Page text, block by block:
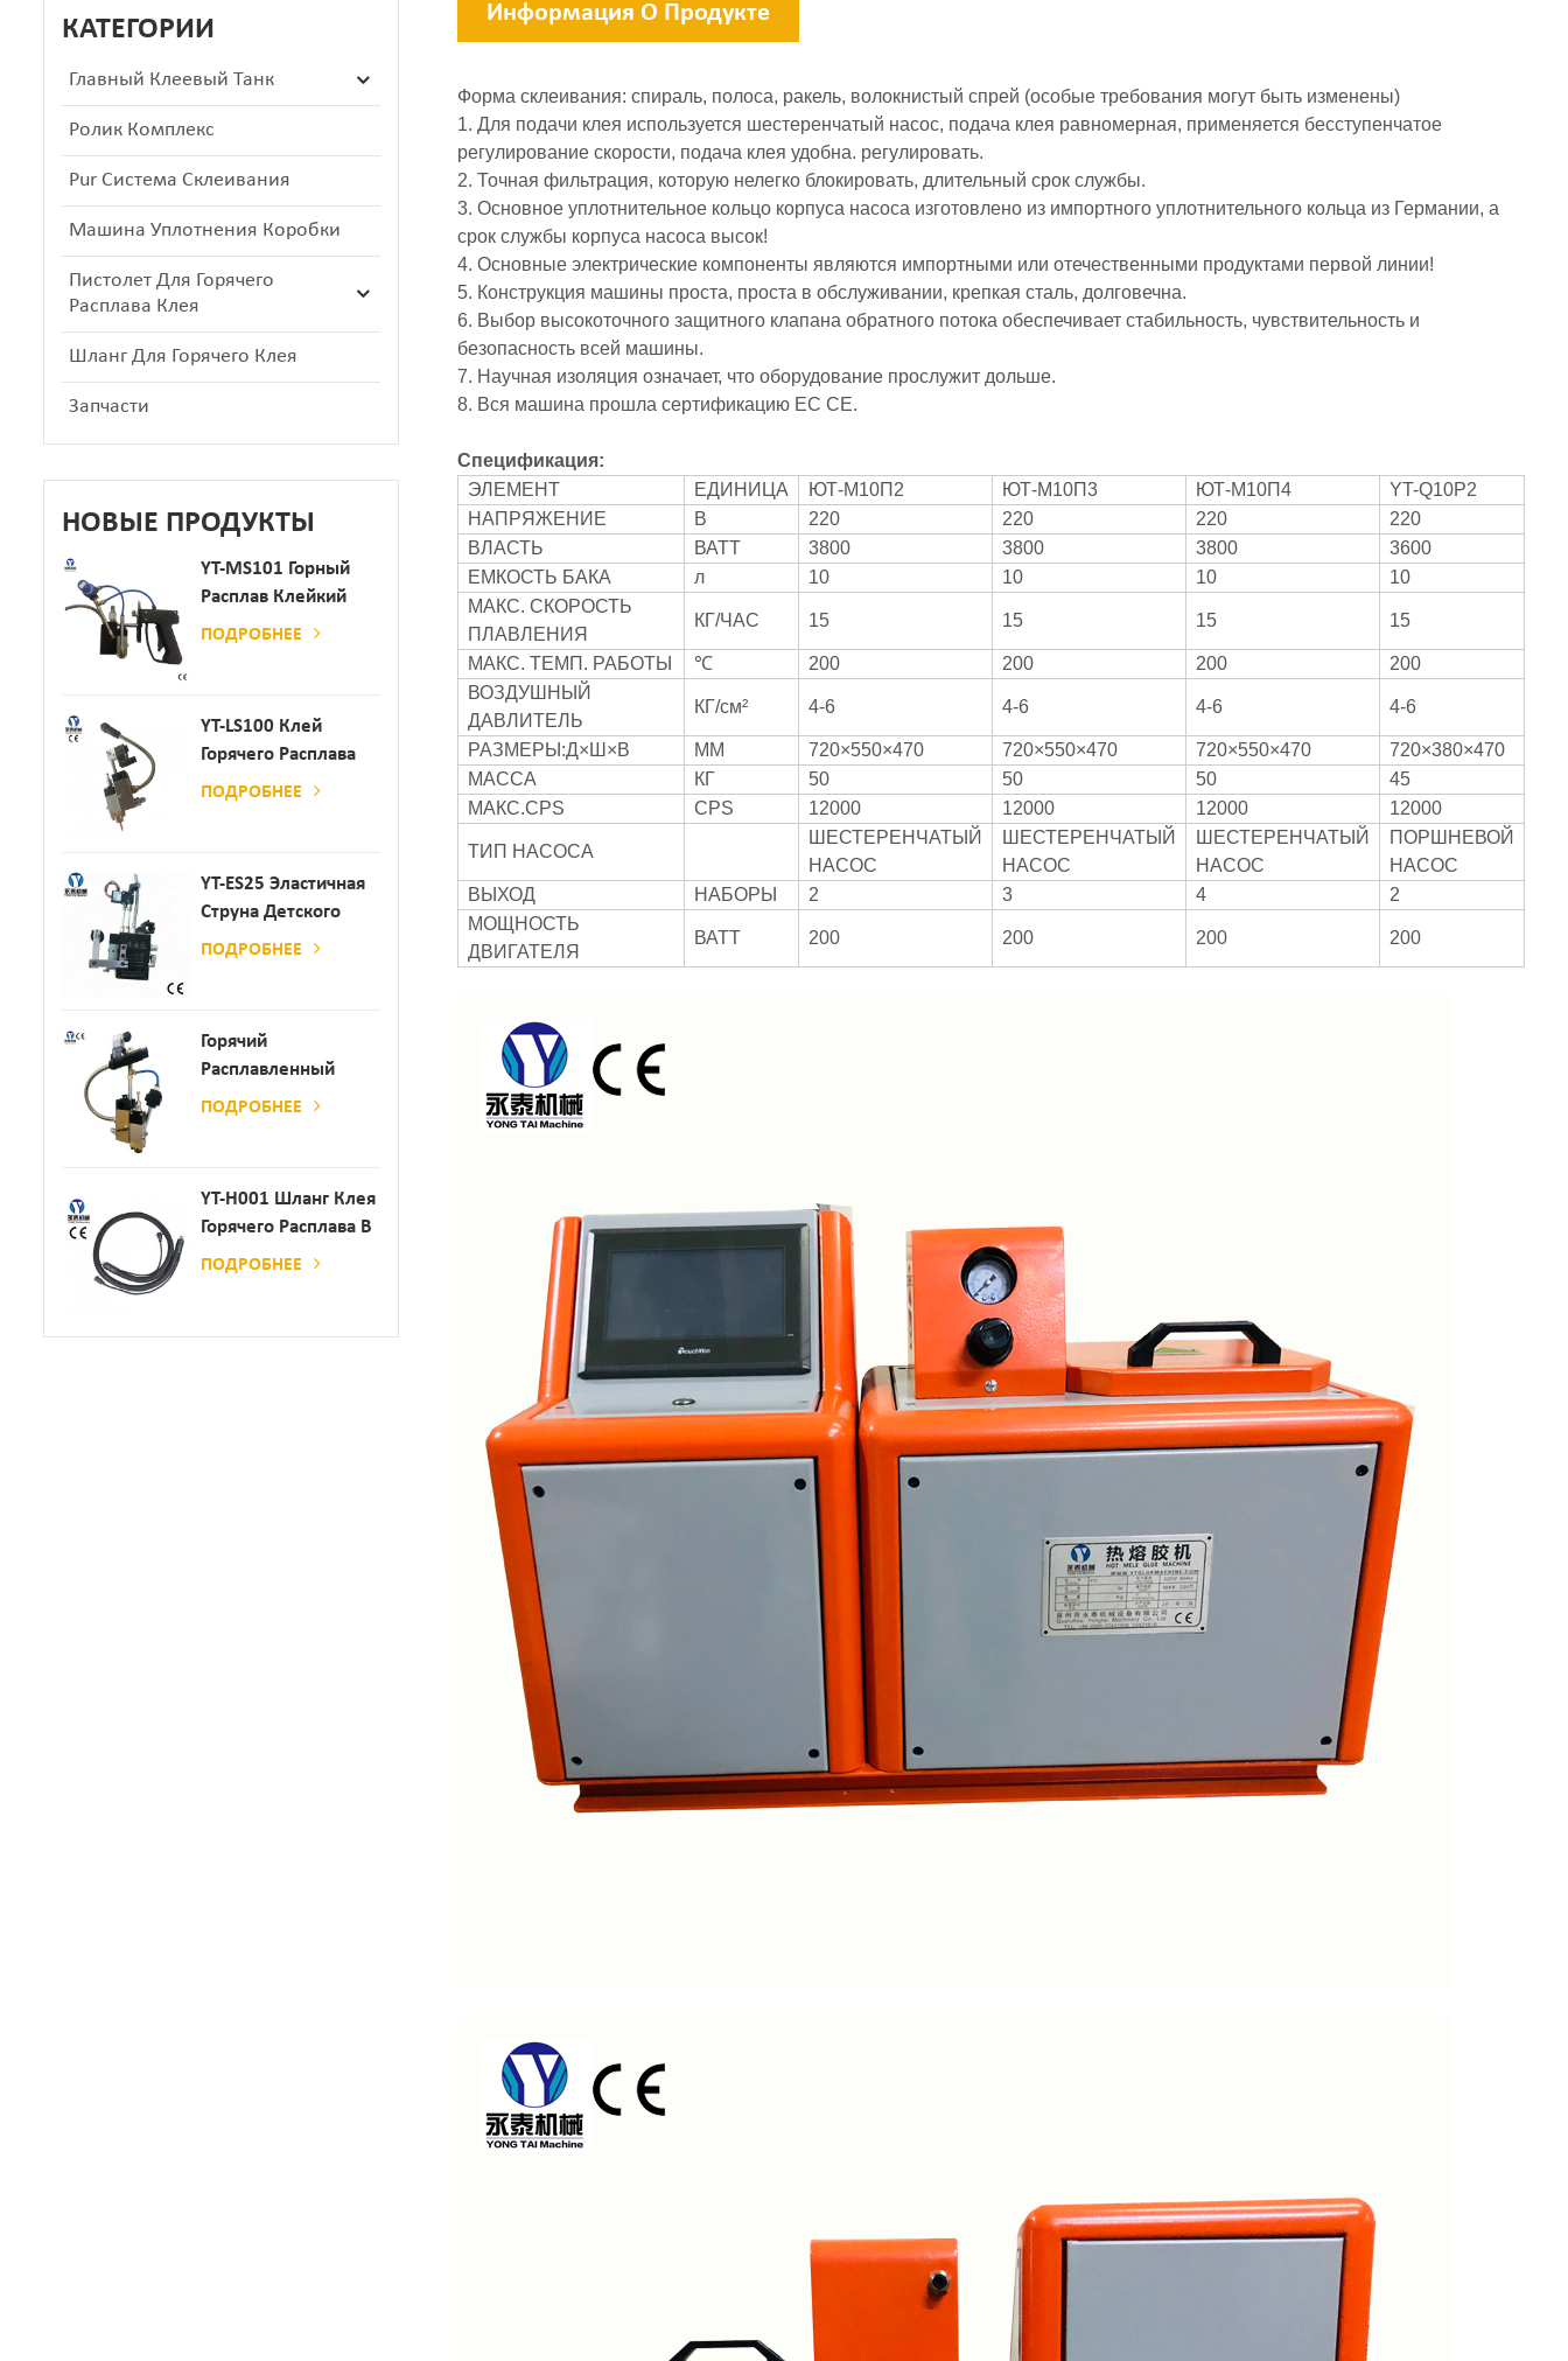
КАТЕГОРИИ
Главный Клеевый Танк
Ролик Комплекс
Pur Система Склеивания
Машина Уплотнения Коробки
Пистолет Для Горячего
Расплава Клея
Шланг Для Горячего Клея
Запчасти
НОВЫЕ ПРОДУКТЫ
YT-MS101 Горный
Расплав Клейкий
Распылительный
ПОДРОБНЕЕ
YT-LS100 Клей
Горячего Расплава
Клея
ПОДРОБНЕЕ
YT-ES25 Эластичная
Струна Детского
Пеленки
ПОДРОБНЕЕ
Горячий
Расплавленный
Клей
ПОДРОБНЕЕ
YT-H001 Шланг Клея
Горячего Расплава В
Сочетании С
ПОДРОБНЕЕ
Информация О Продукте
Форма склеивания: спираль, полоса, ракель, волокнистый спрей (особые требования могут быть изменены)
1. Для подачи клея используется шестеренчатый насос, подача клея равномерная, применяется бесступенчатое
регулирование скорости, подача клея удобна. регулировать.
2. Точная фильтрация, которую нелегко блокировать, длительный срок службы.
3. Основное уплотнительное кольцо корпуса насоса изготовлено из импортного уплотнительного кольца из Германии, а
срок службы корпуса насоса высок!
4. Основные электрические компоненты являются импортными или отечественными продуктами первой линии!
5. Конструкция машины проста, проста в обслуживании, крепкая сталь, долговечна.
6. Выбор высокоточного защитного клапана обратного потока обеспечивает стабильность, чувствительность и
безопасность всей машины.
7. Научная изоляция означает, что оборудование прослужит дольше.
8. Вся машина прошла сертификацию ЕС CE.
Спецификация:
ЭЛЕМЕНТ
ЕДИНИЦА ЮТ-М10П2 ЮТ-М10П3 ЮТ-М10П4
YT-Q10P2
НАПРЯЖЕНИЕ
В 220 220 220
220
ВЛАСТЬ
ВАТТ 3800 3800 3800
3600
ЕМКОСТЬ БАКА
л 10 10 10
10
МАКС. СКОРОСТЬ
ПЛАВЛЕНИЯ
КГ/ЧАС 15 15 15 15
МАКС. ТЕМП. РАБОТЫ ℃ 200 200 200
200
ВОЗДУШНЫЙ
ДАВЛИТЕЛЬ
КГ/см² 4-6 4-6 4-6 4-6
РАЗМЕРЫ:Д×Ш×В ММ 720×550×470 720×550×470 720×550×470
720×380×470
МАССА
КГ 50 50 50
45
МАКС.CPS
CPS 12000 12000 12000 12000
ТИП НАСОСА
ШЕСТЕРЕНЧАТЫЙ
НАСОС
ШЕСТЕРЕНЧАТЫЙ
НАСОС
ШЕСТЕРЕНЧАТЫЙ
НАСОС
ПОРШНЕВОЙ
НАСОС
ВЫХОД
НАБОРЫ 2 3 4
2
МОЩНОСТЬ
ДВИГАТЕЛЯ
ВАТТ 200 200 200 200